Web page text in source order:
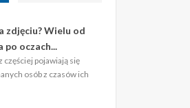
zdjęciu? Wielu od
po oczach...
częściej pojawiają się
osób z czasów ich